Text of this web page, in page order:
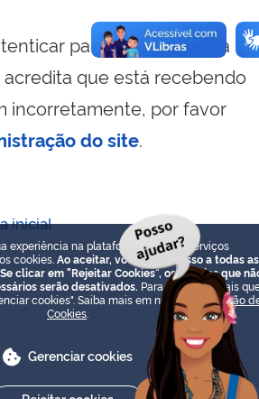
para visualizar essa
acredita que está recebendo
incorretamente, por favor
do site.
inicial
experiência na plataforma e prover serviços
cookies. Ao aceitar, você terá acesso a todas as
clicar em "Rejeitar Cookies", os cookies que
serão desativados. Para escolher quais
cookies". Saiba mais em nossa
Declaração
Cookies
Gerenciar cookies